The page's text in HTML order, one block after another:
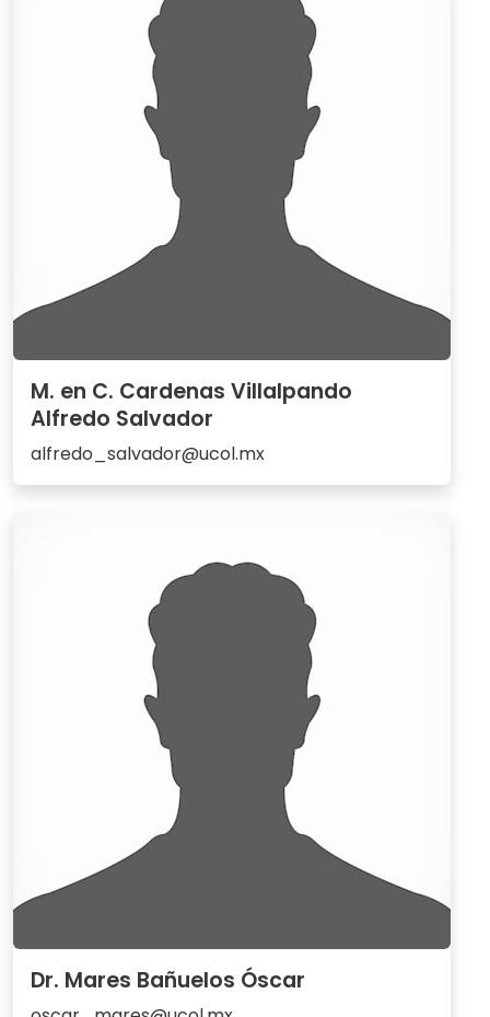
M. en C. Cardenas Villalpando
Alfredo Salvador
alfredo_salvador@ucol.mx
Dr. Mares Bañuelos Óscar